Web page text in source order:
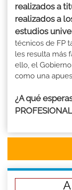
realizados a
realizados a
estudios
técnicos de FP
les resulta más
ello, el
como una
¿A qué